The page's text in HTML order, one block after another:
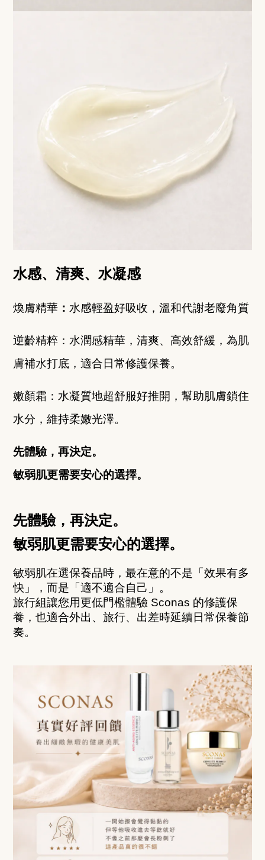
水感、清爽、水凝感
煥膚精華 ： 水感輕盈好吸收，溫和代謝老廢角質
逆齡精粹：水潤感精華，清爽、高效舒緩，為肌
膚補水打底，適合日常修護保養。
嫩顏霜：水凝質地超舒服好推開，幫助肌膚鎖住
水分，維持柔嫩光澤。
先體驗，再決定。
敏弱肌更需要安心的選擇。
先體驗，再決定。
敏弱肌更需要安心的選擇。
敏弱肌在選保養品時，最在意的不是「效果有多
快」，而是「適不適合自己」。
旅行組讓您用更低門檻體驗 Sconas 的修護保
養，也適合外出、旅行、出差時延續日常保養節
奏。